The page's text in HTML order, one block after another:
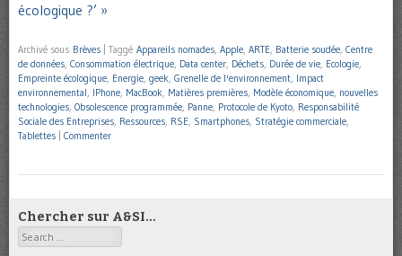
écologique ?’ »
Archivé sous Brèves Taggé Appareils nomades, Apple, ARTE, Batterie soudée, Centre
de données, Consommation électrique, Data center, Déchets, Durée de vie, Ecologie,
Empreinte écologique, Energie, geek, Grenelle de l'environnement, Impact
environnemental, IPhone, MacBook, Matières premières, Modèle économique, nouvelles
technologies, Obsolescence programmée, Panne, Protocole de Kyoto, Responsabilité
Sociale des Entreprises, Ressources, RSE, Smartphones, Stratégie commerciale,
Tablettes
Commenter
Chercher sur A&SI…
Search